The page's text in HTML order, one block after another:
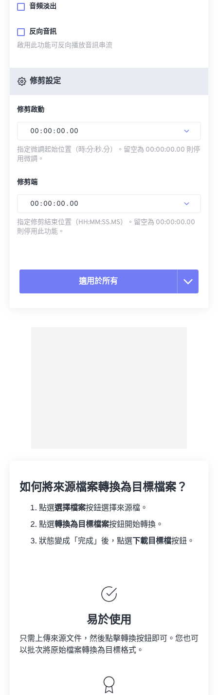
音頻淡出
反向音訊
啟用此功能可反向播放音訊串流
修剪設定
修剪啟動
00 : 00 : 00 . 00
指定微調起始位置（時:分:秒.分）。留空為 00:00:00.00 則停
用微調。
修剪端
00 : 00 : 00 . 00
指定修剪結束位置（HH:MM:SS.MS）。留空為 00:00:00.00
則停用此功能。
適用於所有
如何將來源檔案轉換為目標檔案？
點選選擇檔案按鈕選擇來源檔。
點選轉換為目標檔案按鈕開始轉換。
狀態變成「完成」後，點選 下載目標檔按鈕。
易於使用
只需上傳來源文件，然後點擊轉換按鈕即可。您也可
以批次將原始檔案轉換為目標格式。